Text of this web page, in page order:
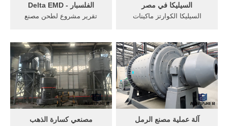
الفلسبار - Delta EMD
تقرير مشروع لطحن مصنع
الحجر . تقرير مشروع لطحن
الفلسبار مصنع طحن
السيليكا في مصر
السيليكا الكوارتز ماكينات
السيليكا, Home >المصنعين
محطة كسارة الكوارتز في آلة
سحق الفك في الهند كسارة
الكوارتز السيليكا. Get Price
مصنعي كسارة الذهب
آلة عملية مصنع الرمل